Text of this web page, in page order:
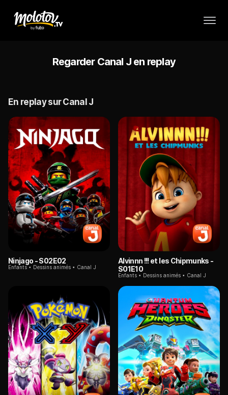
Regarder Canal J en replay
En replay sur Canal J
Ninjago - S02E02
Enfants Dessins animés Canal J
Alvinnn !!! et les Chipmunks -
S01E10
Enfants Dessins animés Canal J